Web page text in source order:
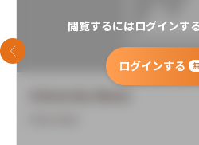
閲覧するにはログインす
ログインする
前のスライド